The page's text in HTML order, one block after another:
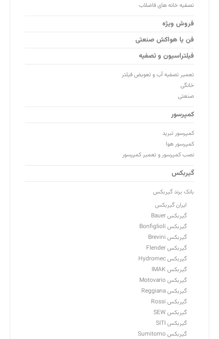
تصفیه خانه های فاضلاب
فروش ویژه
فن یا هواکش صنعتی
فیلتراسیون و تصفیه
تعمیر تصفیه آب و تعویض فیلتر
خانگی
صنعتی
کمپرسور
کمپرسور تبرید
کمپرسور هوا
نصب کمپرسور و تعمیر کمپرسور
گیربکس
بانک برند گیربکس
ایران گیربکس
گیربکس Bauer
گیربکس Bonfiglioli
گیربکس Brevini
گیربکس Flender
گیربکس Hydromec
گیربکس IMAK
گیربکس Motovario
گیربکس Reggiana
گیربکس Rossi
گیربکس SEW
گیربکس SITI
گیربکس Sumitomo